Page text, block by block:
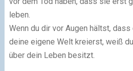
leben.
Wenn du dir vor Augen hältst,
deine eigene Welt kreierst, weiß
über dein Leben besitzt.